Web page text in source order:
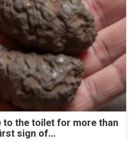
to the toilet for more than
sign of...